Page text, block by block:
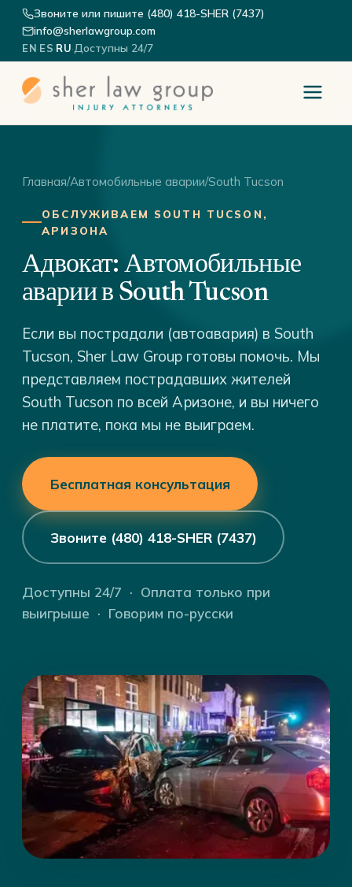
Звоните или пишите (480) 418-SHER (7437)
info@sherlawgroup.com
EN·ES·RU·Доступны 24/7
Главная/Автомобильные аварии/South Tucson
ОБСЛУЖИВАЕМ SOUTH TUCSON,
АРИЗОНА
Адвокат: Автомобильные
аварии в South Tucson
Если вы пострадали (автоавария) в South
Tucson, Sher Law Group готовы помочь. Мы
представляем пострадавших жителей
South Tucson по всей Аризоне, и вы ничего
не платите, пока мы не выиграем.
Бесплатная консультация
Звоните (480) 418-SHER (7437)
Доступны 24/7 · Оплата только при
выигрыше · Говорим по-русски